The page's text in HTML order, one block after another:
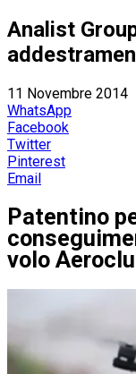
Analist
11 Novembre 2014
WhatsApp
Facebook
Twitter
Pinterest
Email
Patentino
volo